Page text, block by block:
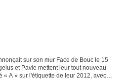
sur son mur Face de Bouc le 15
et Pavie mettent leur tout nouveau
« A » sur l'étiquette de leur 2012, avec